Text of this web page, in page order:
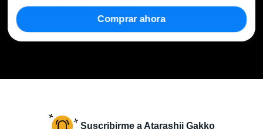
Comprar ahora
Suscribirme a Atarashii Gakko